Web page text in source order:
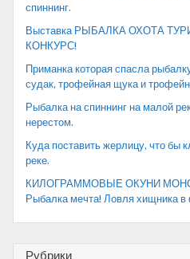
спиннинг.
Выставка РЫБАЛКА ОХОТА
КОНКУРС!
Приманка которая спасла
судак, трофейная щука и
Рыбалка на спиннинг на малой
нерестом.
Куда поставить жерлицу, что бы
реке.
КИЛОГРАММОВЫЕ ОКУНИ
Рыбалка мечта! Ловля хищника
Рубрики